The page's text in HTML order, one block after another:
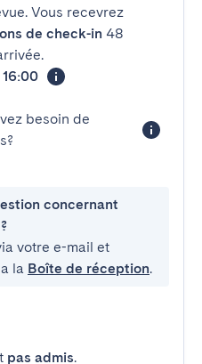
Vous recevrez
de check-in 48
besoin de
concernant
votre e-mail et
la Boîte de réception.
pas admis.